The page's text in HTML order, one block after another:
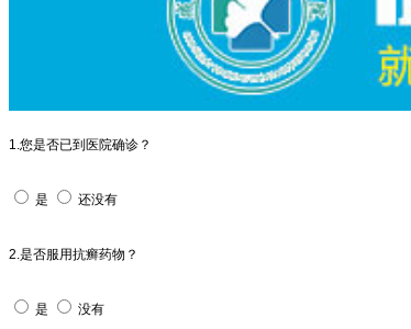
1.您是否已到医院确诊？
是 还没有
2.是否服用抗癣药物？
是 没有